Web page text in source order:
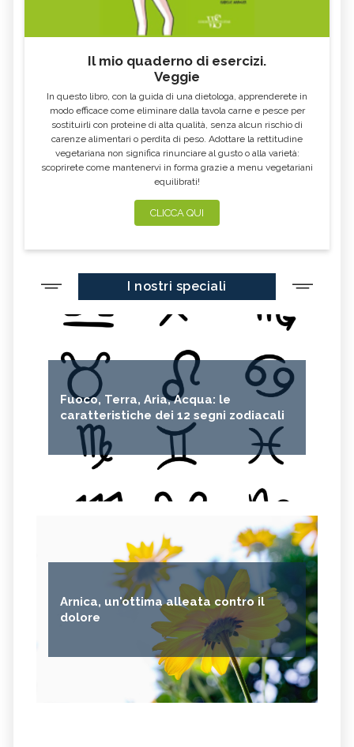
Il mio quaderno di esercizi.
Veggie
In questo libro, con la guida di una dietologa, apprenderete in
modo efficace come eliminare dalla tavola carne e pesce per
sostituirli con proteine di alta qualità, senza alcun rischio di
carenze alimentari o perdita di peso. Adottare la rettitudine
vegetariana non significa rinunciare al gusto o alla varietà:
scoprirete come mantenervi in forma grazie a menu vegetariani
equilibrati!
CLICCA QUI
I nostri speciali
Fuoco, Terra, Aria, Acqua: le
caratteristiche dei 12 segni zodiacali
Arnica, un'ottima alleata contro il
dolore